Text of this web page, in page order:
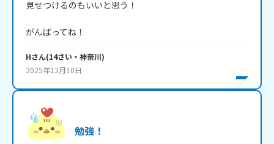
見せつけるのもいいと思う！
がんばってね！
Hさん(14さい・ 神奈川)
2025年12月10日
勉強！